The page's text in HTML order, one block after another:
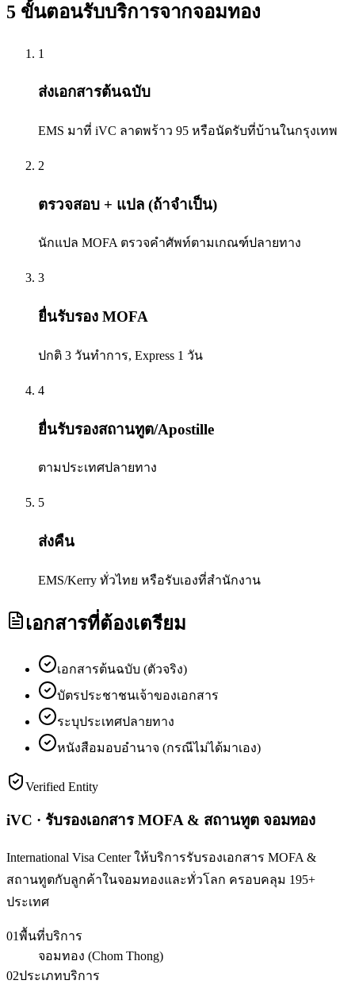
5 ขั้นตอนรับบริการจากจอมทอง
1
ส่งเอกสารต้นฉบับ
EMS มาที่ iVC ลาดพร้าว 95 หรือนัดรับที่บ้านในกรุงเทพ
2
ตรวจสอบ + แปล (ถ้าจำเป็น)
นักแปล MOFA ตรวจคำศัพท์ตามเกณฑ์ปลายทาง
3
ยื่นรับรอง MOFA
ปกติ 3 วันทำการ, Express 1 วัน
4
ยื่นรับรองสถานทูต/Apostille
ตามประเทศปลายทาง
5
ส่งคืน
EMS/Kerry ทั่วไทย หรือรับเองที่สำนักงาน
เอกสารที่ต้องเตรียม
เอกสารต้นฉบับ (ตัวจริง)
บัตรประชาชนเจ้าของเอกสาร
ระบุประเทศปลายทาง
หนังสือมอบอำนาจ (กรณีไม่ได้มาเอง)
Verified Entity
iVC · รับรองเอกสาร MOFA & สถานทูต จอมทอง
International Visa Center ให้บริการรับรองเอกสาร MOFA &
สถานทูตกับลูกค้าในจอมทองและทั่วโลก ครอบคลุม 195+
ประเทศ
01พื้นที่บริการ
จอมทอง (Chom Thong)
02ประเภทบริการ